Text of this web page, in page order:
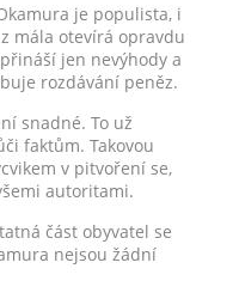
je populista, i
mála otevírá opravdu
jen nevýhody a
rozdávání peněz.
snadné. To už
faktům. Takovou
v pitvoření se,
autoritami.
část obyvatel se
nejsou žádní